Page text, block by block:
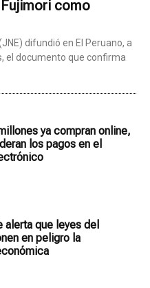
como
difundió en El Peruano, a
el documento que confirma
ya compran online,
los pagos en el
alerta que leyes del
en peligro la